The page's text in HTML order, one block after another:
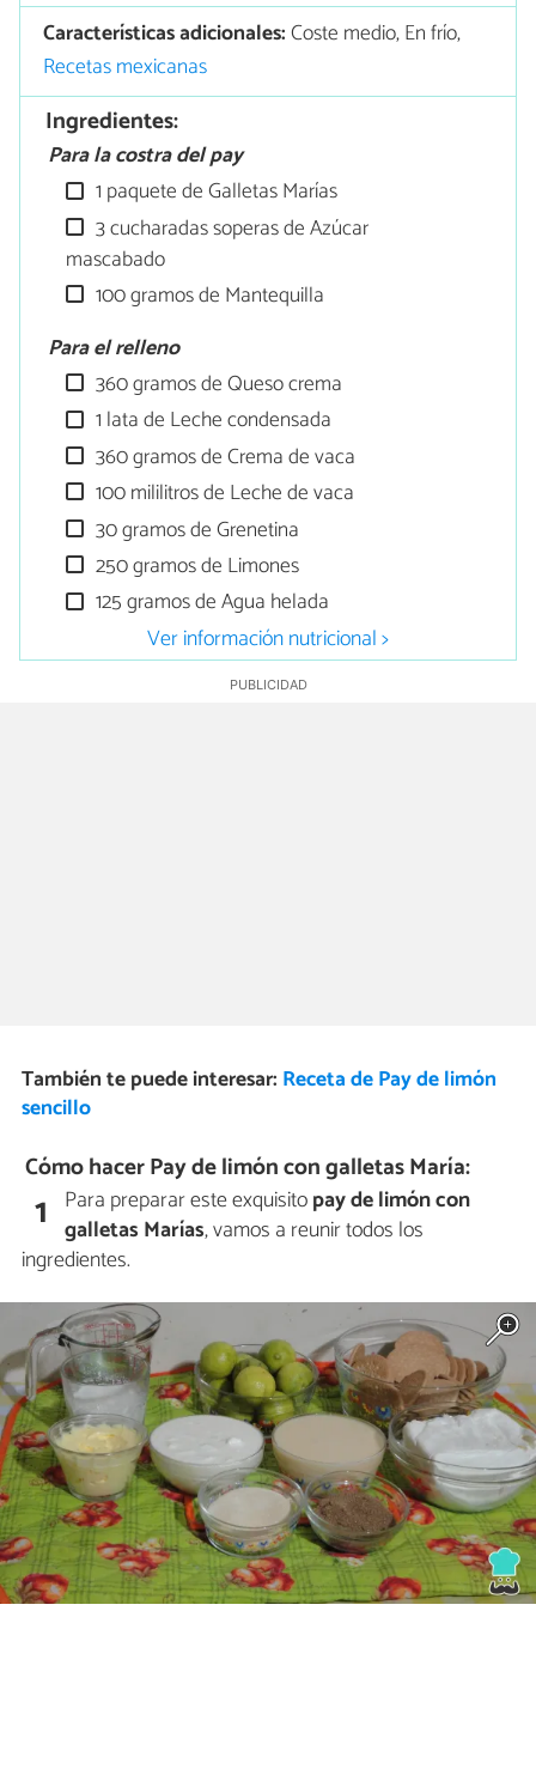
Características adicionales:Coste medio, En frío,
Recetas mexicanas
Ingredientes:
Para la costra del pay
1 paquete de Galletas Marías
3 cucharadas soperas de Azúcar
mascabado
100 gramos de Mantequilla
Para el relleno
360 gramos de Queso crema
1 lata de Leche condensada
360 gramos de Crema de vaca
100 mililitros de Leche de vaca
30 gramos de Grenetina
250 gramos de Limones
125 gramos de Agua helada
Ver información nutricional >
También te puede interesar: Receta de Pay de limón
sencillo
Cómo hacer Pay de limón con galletas María:
1 Para preparar este exquisitopay de limón con
galletas Marías, vamos a reunir todos los
ingredientes.